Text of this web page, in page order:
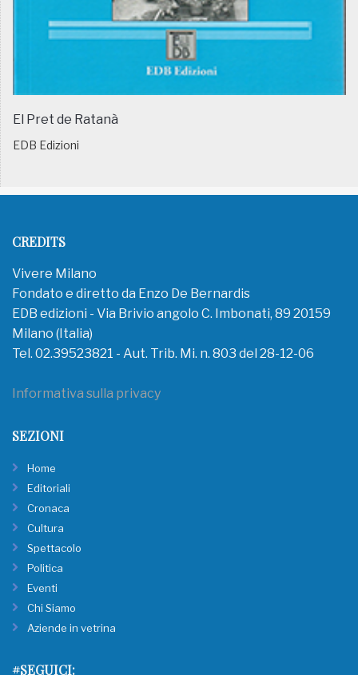
El Pret de Ratanà
EDB Edizioni
CREDITS
Vivere Milano
Fondato e diretto da Enzo De Bernardis
EDB edizioni - Via Brivio angolo C. Imbonati, 89 20159
Milano (Italia)
Tel. 02.39523821 - Aut. Trib. Mi. n. 803 del 28-12-06
Informativa sulla privacy
SEZIONI
Home
Editoriali
Cronaca
Cultura
Spettacolo
Politica
Eventi
Chi Siamo
Aziende in vetrina
#SEGUICI: